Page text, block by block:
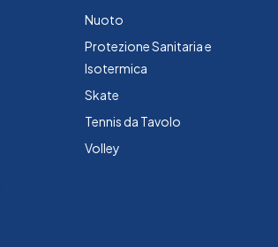
Nuoto
Protezione Sanitaria e
Isotermica
Skate
Tennis da Tavolo
Volley